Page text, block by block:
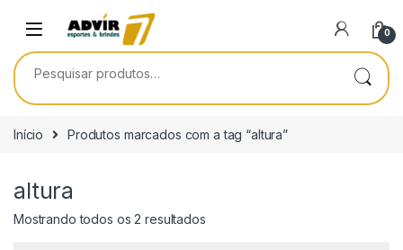
0
Pesquisar por:
Início Produtos marcados com a tag “altura”
altura
Mostrando todos os 2 resultados